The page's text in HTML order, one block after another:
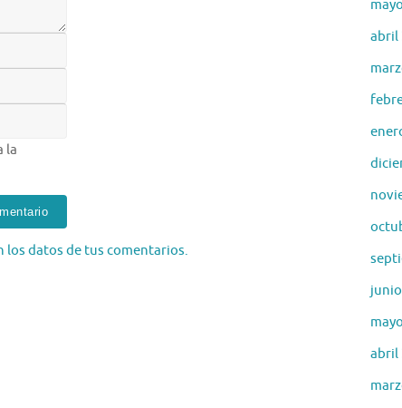
la
los datos de tus comentarios.
abril
abril